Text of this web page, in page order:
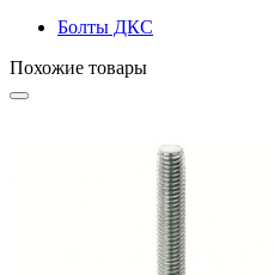
Болты ДКС
Похожие товары